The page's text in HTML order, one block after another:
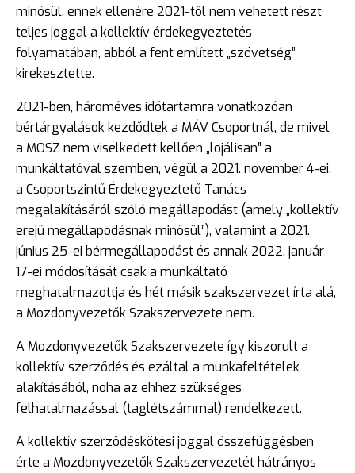
minősül, ennek ellenére 2021-től nem vehetett részt
teljes joggal a kollektív érdekegyeztetés
folyamatában, abból a fent említett „szövetség”
kirekesztette.
2021-ben, hároméves időtartamra vonatkozóan
bértárgyalások kezdődtek a MÁV Csoportnál, de mivel
a MOSZ nem viselkedett kellően „lojálisan” a
munkáltatóval szemben, végül a 2021. november 4-ei,
a Csoportszintű Érdekegyeztető Tanács
megalakításáról szóló megállapodást (amely „kollektív
erejű megállapodásnak minősül”), valamint a 2021.
június 25-ei bérmegállapodást és annak 2022. január
17-ei módosítását csak a munkáltató
meghatalmazottja és hét másik szakszervezet írta alá,
a Mozdonyvezetők Szakszervezete nem.
A Mozdonyvezetők Szakszervezete így kiszorult a
kollektív szerződés és ezáltal a munkafeltételek
alakításából, noha az ehhez szükséges
felhatalmazással (taglétszámmal) rendelkezett.
A kollektív szerződéskötési joggal összefüggésben
érte a Mozdonyvezetők Szakszervezetét hátrányos